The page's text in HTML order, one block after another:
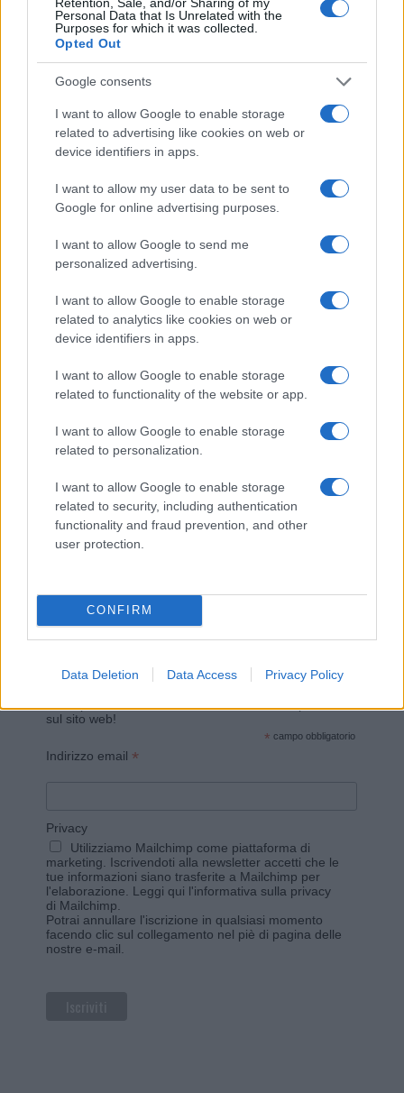
Personal Data that Is Unrelated with the
Purposes for which it was collected.
Opted Out
Google consents
I want to allow Google to enable storage
related to advertising like cookies on web or
device identifiers in apps.
I want to allow my user data to be sent to
Google for online advertising purposes.
I want to allow Google to send me
personalized advertising.
I want to allow Google to enable storage
related to analytics like cookies on web or
device identifiers in apps.
I want to allow Google to enable storage
related to functionality of the website or app.
I want to allow Google to enable storage
related to personalization.
I want to allow Google to enable storage
related to security, including authentication
functionality and fraud prevention, and other
user protection.
CONFIRM
Data Deletion Data Access Privacy Policy
Martina Agostina Diturco
I nostri cari
I nostri cari
Giovannimaria Cabras
Invia un Comunicato Stampa
sul sito web!
* campo obbligatorio
Indirizzo email *
Privacy
Utilizziamo Mailchimp come piattaforma di
marketing. Iscrivendoti alla newsletter accetti che le
tue informazioni siano trasferite a Mailchimp per
l'elaborazione. Leggi qui l'informativa sulla privacy
di Mailchimp
Potrai annullare l'iscrizione in qualsiasi momento
facendo clic sul collegamento nel piè di pagina delle
nostre e-mail.